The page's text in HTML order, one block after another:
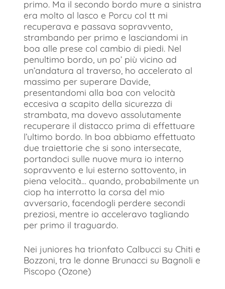
primo. Ma il secondo bordo mure a sinistra
era molto al lasco e Porcu col tt mi
recuperava e passava sopravvento,
strambando per primo e lasciandomi in
boa alle prese col cambio di piedi. Nel
penultimo bordo, un po’ più vicino ad
un’andatura al traverso, ho accelerato al
massimo per superare Davide,
presentandomi alla boa con velocità
eccesiva a scapito della sicurezza di
strambata, ma dovevo assolutamente
recuperare il distacco prima di effettuare
l’ultimo bordo. In boa abbiamo effettuato
due traiettorie che si sono intersecate,
portandoci sulle nuove mura io interno
sopravvento e lui esterno sottovento, in
piena velocità… quando, probabilmente un
ciop ha interrotto la corsa del mio
avversario, facendogli perdere secondi
preziosi, mentre io acceleravo tagliando
per primo il traguardo.
Nei juniores ha trionfato Calbucci su Chiti e
Bozzoni, tra le donne Brunacci su Bagnoli e
Piscopo (Ozone)